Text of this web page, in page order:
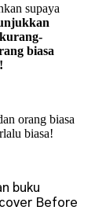
supaya
biasa
orang biasa
biasa!
buku
Before